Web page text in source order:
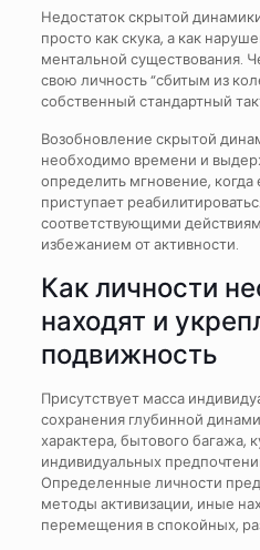
Недостаток скрытой
просто как скука, а как
ментальной существования.
свою личность “сбитым из
собственный стандартный
Возобновление скрытой
необходимо времени и
определить мгновение, когда
приступает
соответствующими
избежанием от активности.
Как личности
находят и
подвижность
Присутствует масса
сохранения глубинной
характера, бытового багажа,
индивидуальных
Определенные личности
методы активизации, иные
перемещения в спокойных,